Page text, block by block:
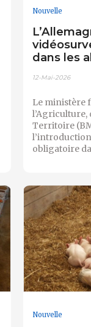
Nouvelle
dans les
12-Mai-2026
Le ministère
l’Agriculture,
Territoire
obligatoire
Nouvelle